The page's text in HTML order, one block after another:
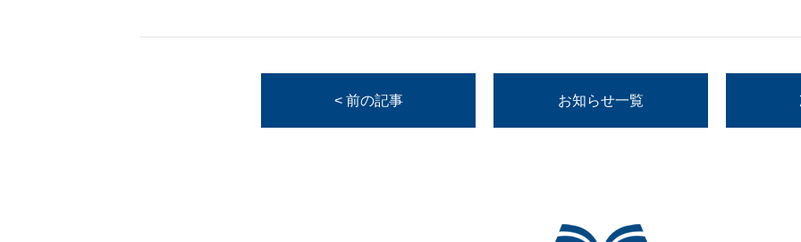
< 前の記事 お知らせ一覧